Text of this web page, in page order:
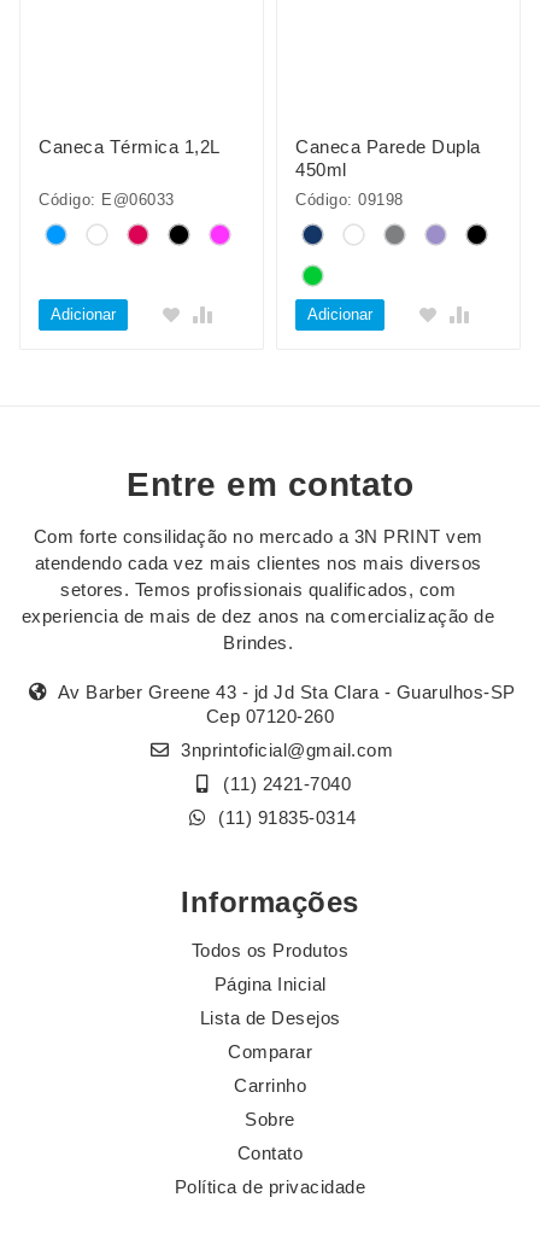
Caneca Térmica 1,2L
Código: E@06033
Adicionar
Caneca Parede Dupla
450ml
Código: 09198
Adicionar
Entre em contato
Com forte consilidação no mercado a 3N PRINT vem
atendendo cada vez mais clientes nos mais diversos
setores. Temos profissionais qualificados, com
experiencia de mais de dez anos na comercialização de
Brindes.
Av Barber Greene 43 - jd Jd Sta Clara - Guarulhos-SP
Cep 07120-260
3nprintoficial@gmail.com
(11) 2421-7040
(11) 91835-0314
Informações
Todos os Produtos
Página Inicial
Lista de Desejos
Comparar
Carrinho
Sobre
Contato
Política de privacidade